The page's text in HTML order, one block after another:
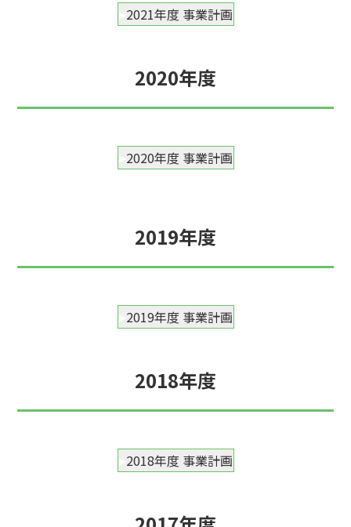
2021年度 事業計画
2020年度
2020年度 事業計画
2019年度
2019年度 事業計画
2018年度
2018年度 事業計画